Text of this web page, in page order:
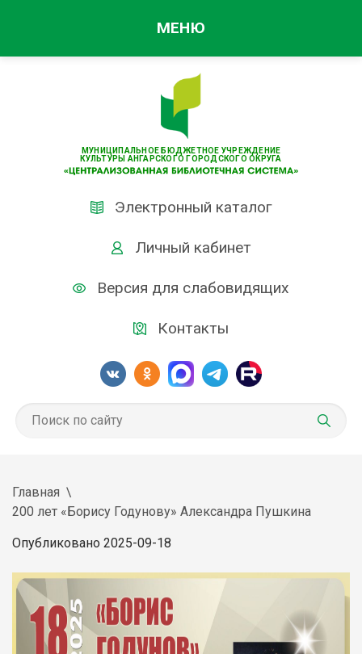
МУНИЦИПАЛЬНОЕ БЮДЖЕТНОЕ УЧРЕЖДЕНИЕ
КУЛЬТУРЫ АНГАРСКОГО ГОРОДСКОГО ОКРУГА
Электронный каталог
Личный кабинет
Версия для слабовидящих
Контакты
МЕНЮ
Главная
200 лет «Борису Годунову» Александра Пушкина
Опубликовано 2025-09-18